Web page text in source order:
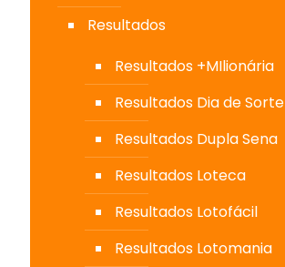
Resultados
Resultados +MIlionária
Resultados Dia de Sorte
Resultados Dupla Sena
Resultados Loteca
Resultados Lotofácil
Resultados Lotomania